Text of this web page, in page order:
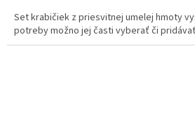
Set krabičiek z priesvitnej umelej hmoty
potreby možno jej časti vyberať či